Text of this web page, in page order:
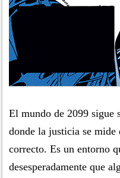
El mundo de 2099 sigue
donde la justicia se
correcto. Es un entorno
desesperadamente que